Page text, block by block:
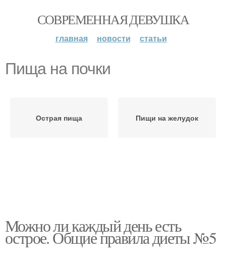
СОВРЕМЕННАЯ ДЕВУШКА
главная новости статьи
Пища на почки
Острая пища Пищи на желудок
Можно ли каждый день есть
острое. Общие правила диеты №5